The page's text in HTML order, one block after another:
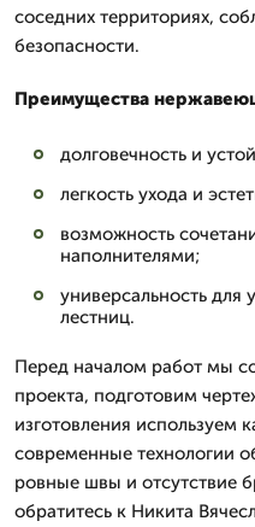
соседних территориях,
безопасности.
Преимущества
долговечность и
легкость ухода и
возможность
наполнителями;
универсальность для
лестниц.
Перед началом работ мы
проекта, подготовим
изготовления используем
современные технологии
ровные швы и отсутствие
обратитесь к Никита